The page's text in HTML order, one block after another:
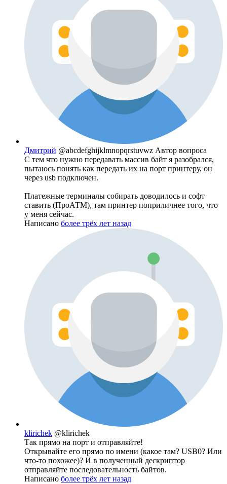
Дмитрий @abcdefghijklmnopqrstuvwz Автор вопроса
С тем что нужно передавать массив байт я разобрался,
пытаюсь понять как передать их на порт принтеру, он
через usb подключен.
Платежные терминалы собирать доводилось и софт
ставить (ПроАТМ), там принтер поприличнее того, что
у меня сейчас.
Написано более трёх лет назад
klirichek @klirichek
Так прямо на порт и отправляйте!
Открывайте его прямо по имени (какое там? USB0? Или
что-то похожее)? И в полученный дескриптор
отправляйте последовательность байтов.
Написано более трёх лет назад